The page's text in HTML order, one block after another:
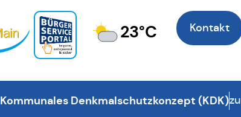
23°C Kontakt
Kommunales Denkmalschutzkonzept (KDK)